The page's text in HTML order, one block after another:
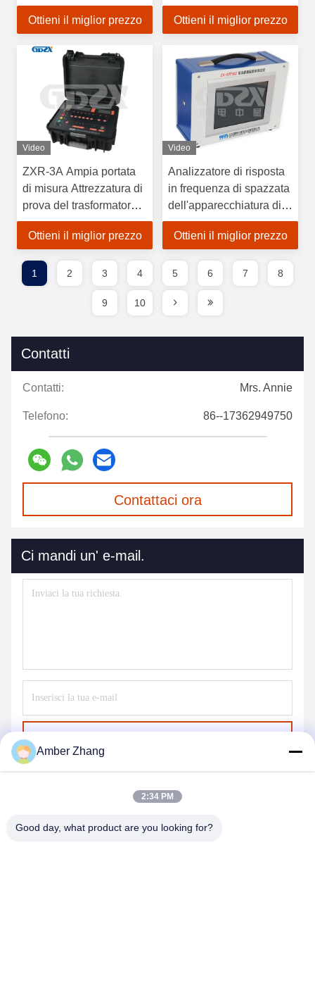
ZX-BCS
Ottieni il miglior prezzo
trasformatore elettrico
Tester del rapporto di
Ottieni il miglior prezzo
Video
ZXR-3A Ampia portata
di misura Attrezzatura di
prova del trasformatore,
3A Trasformatore a
corrente continua Tester
velocità di prova rapida
Ottieni il miglior prezzo
Video
Analizzatore di risposta
in frequenza di spazzata
dell'apparecchiatura di
collaudo del
trasformatore elettrico di
Ottieni il miglior prezzo
1 2 3 4 5 6 7 8
9 10
Contatti
Contatti: Mrs. Annie
Telefono: 86--17362949750
Contattaci ora
Ci mandi un' e-mail.
Amber Zhang
2:34 PM
Good day, what product are you looking for?